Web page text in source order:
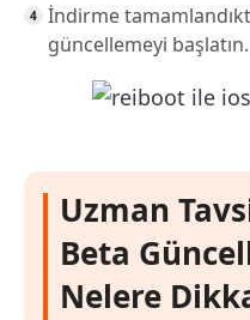
İndirme
güncellemeyi başlatın.
Uzman
Beta
Nelere